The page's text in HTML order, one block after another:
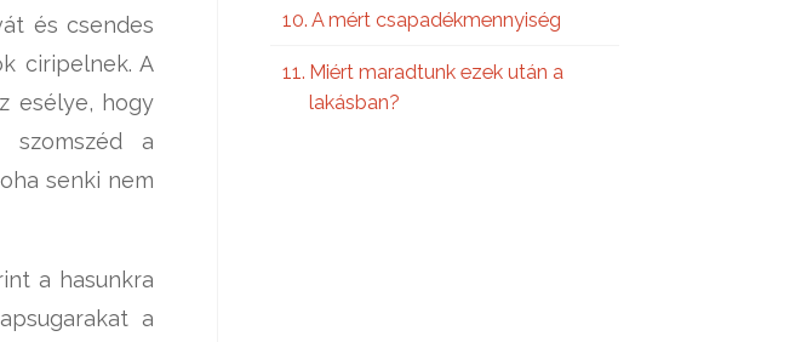
és csendes
ciripelnek. A
esélye, hogy
szomszéd a
senki nem
a hasunkra
a
A mért csapadékmennyiség
Miért maradtunk ezek után a
lakásban?